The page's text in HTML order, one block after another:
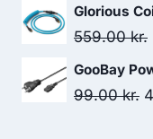
Glorious
559.00kr.
GooBay
99.00kr.